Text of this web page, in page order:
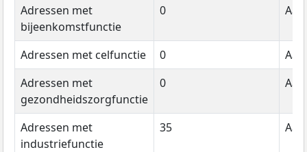
Adressen met
bijeenkomstfunctie
0
Adressen met celfunctie 0
Adressen met
gezondheidszorgfunctie
0
Adressen met
industriefunctie
35